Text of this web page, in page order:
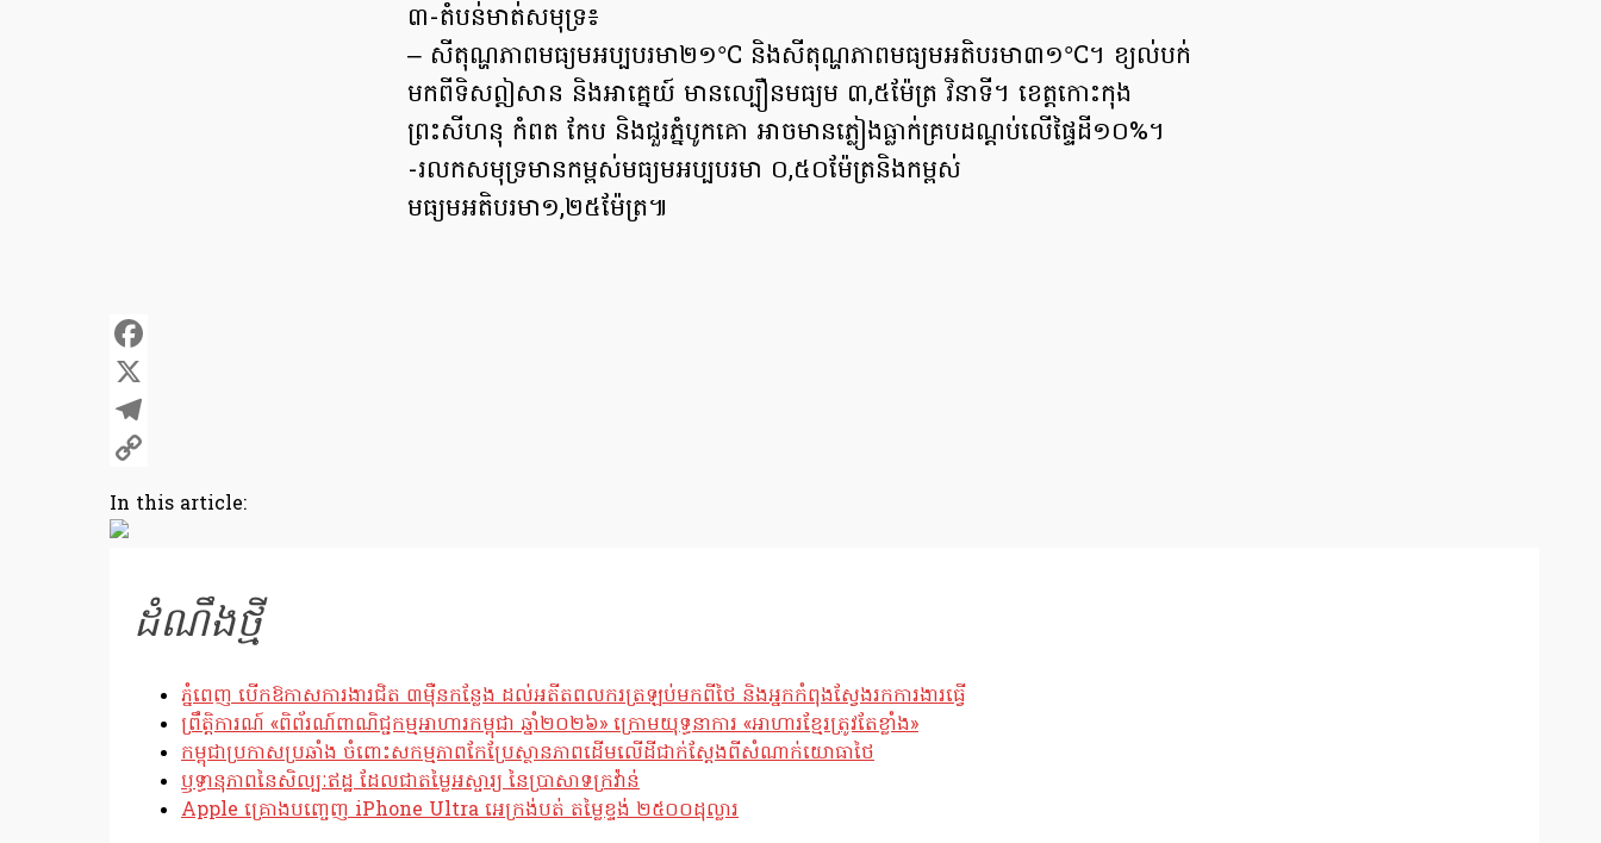
៣-តំបន់មាត់សមុទ្រ៖
– សីតុណ្ហភាពមធ្យមអប្បបរមា២១°C និងសីតុណ្ហភាពមធ្យមអតិបរមា៣១°C។ ខ្យល់បក់
មកពីទិសឦសាន និងអាគ្នេយ៍ មានល្បឿនមធ្យម ៣,៥ម៉ែត្រ វិនាទី។ ខេត្តកោះកុង
ព្រះសីហនុ កំពត កែប និងជួរភ្នំបូកគោ អាចមានភ្លៀងធ្លាក់គ្របដណ្តប់លើផ្ទៃដី១០%។
-រលកសមុទ្រមានកម្ពស់មធ្យមអប្បបរមា ០,៥០ម៉ែត្រនិងកម្ពស់
មធ្យមអតិបរមា១,២៥ម៉ែត្រ៕
Facebook
X
Telegram
Link
In this article:
ដំណឹងថ្មី
ភ្នំពេញ បើកឱកាសការងារជិត ៣ម៉ឺនកន្លែង ដល់អតីតពលករត្រឡប់មកពីថៃ និងអ្នកកំពុងស្វែងរកការងារធ្វើ
ព្រឹត្តិការណ៍ «ពិព័រណ៍ពាណិជ្ជកម្មអាហារកម្ពុជា ឆ្នាំ២០២៦» ក្រោមយុទ្ធនាការ «អាហារខ្មែរត្រូវតែខ្លាំង»
កម្ពុជាប្រកាសប្រឆាំង ចំពោះសកម្មភាពកែប្រែស្ថានភាពដើមលើដីជាក់ស្តែងពីសំណាក់យោធាថៃ
ឫទ្ធានុភាពនៃសិល្បៈឥដ្ឋ ដែលជាតម្លៃអស្ចារ្យ នៃប្រាសាទក្រវ៉ាន់
Apple គ្រោងបញ្ចេញ iPhone Ultra អេក្រង់បត់ តម្លៃខ្ទង់ ២៥០០ដុល្លារ